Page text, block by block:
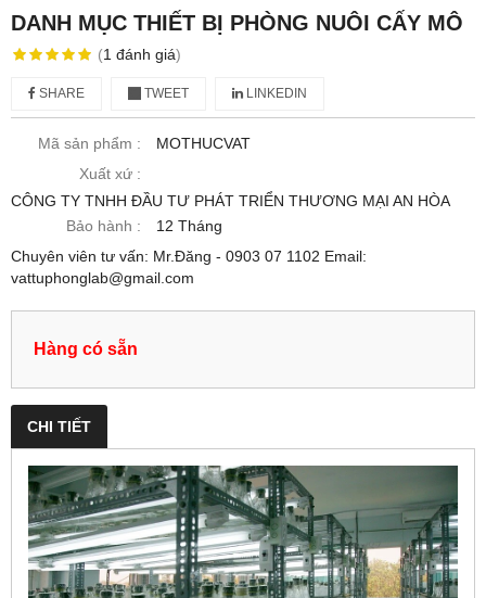
DANH MỤC THIẾT BỊ PHÒNG NUÔI CẤY MÔ
(1 đánh giá)
SHARE TWEET LINKEDIN
Mã sản phẩm :
MOTHUCVAT
Xuất xứ :
CÔNG TY TNHH ĐẦU TƯ PHÁT TRIỂN THƯƠNG MẠI AN HÒA
Bảo hành :
12 Tháng
Chuyên viên tư vấn: Mr.Đăng - 0903 07 1102 Email:
vattuphonglab@gmail.com
Hàng có sẵn
CHI TIẾT